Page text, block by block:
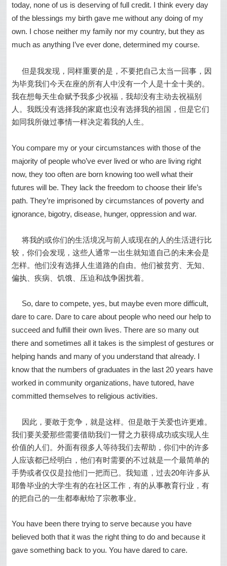
today, none of us is deserving of full credit. I think every day
of the blessings my birth gave me without any doing of my
own. I chose neither my family nor my country, but they as
much as anything I’ve ever done, determined my course.
但是我发现，同样重要的是，不要把自己太当一回事， 因
为毕竟我们今天在座的所有人中没有一个人是十全十美的。
我在想每天生命赋予我多少祝福，我却没有主动去祝福别
人。我既没有选择我的家庭也没有选择我的祖国，但是它们
如同我所做过事情一样决定着我的人生。
You compare my or your circumstances with those of the
majority of people who’ve ever lived or who are living right
now, they too often are born knowing too well what their
futures will be. They lack the freedom to choose their life’s
path. They’re imprisoned by circumstances of poverty and
ignorance, bigotry, disease, hunger, oppression and war.
将我的或你们的生活境况与前人或现在的人的生活进行比
较，你们会发现，这些人通常一出生就知道自己的未来会是
怎样。他们没有选择人生道路的自由。他们被贫穷、无知、
偏执、疾病、饥饿、压迫和战争困扰着。
So, dare to compete, yes, but maybe even more difficult,
dare to care. Dare to care about people who need our help to
succeed and fulfill their own lives. There are so many out
there and sometimes all it takes is the simplest of gestures or
helping hands and many of you understand that already. I
know that the numbers of graduates in the last 20 years have
worked in community organizations, have tutored, have
committed themselves to religious activities.
因此，要敢于竞争，就是这样。但是敢于关爱也许更难。
我们要关爱那些需要借助我们一臂之力获得成功或实现人生
价值的人们。外面有很多人等待我们去帮助，你们中的许多
人应该都已经明白，他们有时需要的不过就是一个最简单的
手势或者仅仅是拉他们一把而已。我知道，过去20年许多从
耶鲁毕业的大学生有的在社区工作，有的从事教育行业，有
的把自己的一生都奉献给了宗教事业。
You have been there trying to serve because you have
believed both that it was the right thing to do and because it
gave something back to you. You have dared to care.